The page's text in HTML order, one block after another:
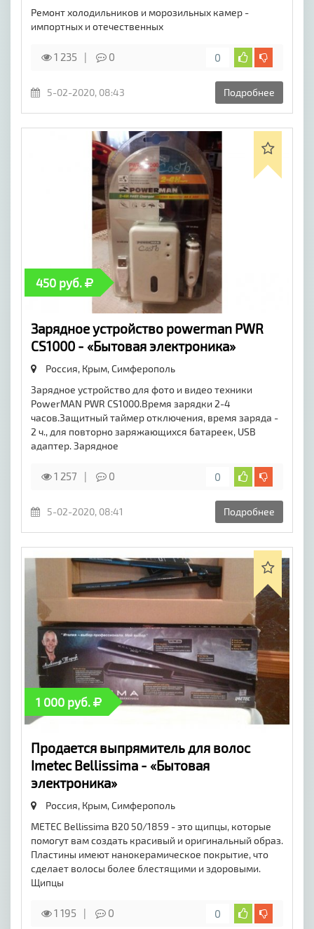
Ремонт холодильников и морозильных камер -
импортных и отечественных
1 235 0 0
5-02-2020, 08:43 Подробнее
450 руб.
Зарядное устройство powerman PWR
CS1000 - «Бытовая электроника»
Россия, Крым,Симферополь
Зарядное устройство для фото и видео техники
PowerMAN PWR CS1000.Время зарядки 2-4
часов.Защитный таймер отключения, время заряда -
2 ч., для повторно заряжающихся батареек, USB
адаптер. Зарядное
1 257 0 0
5-02-2020, 08:41 Подробнее
1 000 руб.
Продается выпрямитель для волос
Imetec Bellissima - «Бытовая
электроника»
Россия, Крым,Симферополь
METEC Bellissima B20 50/1859 - это щипцы, которые
помогут вам создать красивый и оригинальный образ.
Пластины имеют нанокерамическое покрытие, что
сделает волосы более блестящими и здоровыми.
Щипцы
1 195 0 0